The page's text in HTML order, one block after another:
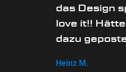
das Design
love it!!
dazu
Heinz M.